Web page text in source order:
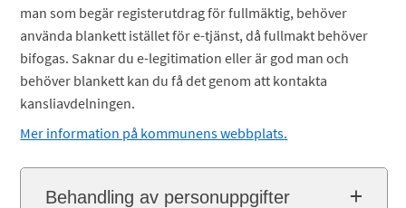
man som begär registerutdrag för fullmäktig, behöver
använda blankett istället för e-tjänst, då fullmakt behöver
bifogas. Saknar du e-legitimation eller är god man och
behöver blankett kan du få det genom att kontakta
kansliavdelningen.
Mer information på kommunens webbplats.
Behandling av personuppgifter